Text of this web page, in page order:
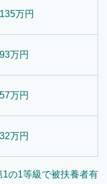
135万円
93万円
57万円
32万円
の1等級で被扶養者有